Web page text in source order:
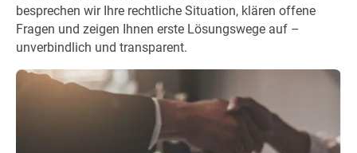
besprechen wir Ihre rechtliche Situation, klären offene
Fragen und zeigen Ihnen erste Lösungswege auf –
unverbindlich und transparent.